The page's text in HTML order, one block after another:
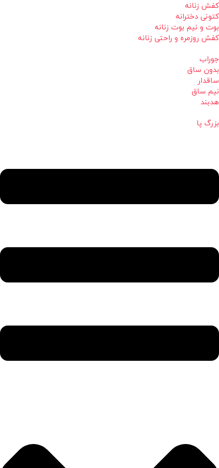
کفش زنانه
کتونی دخترانه
بوت و نیم بوت زنانه
کفش روزمره و راحتی زنانه
جوراب
بدون ساق
ساقدار
نیم ساق
هدبند
بزرگ پا